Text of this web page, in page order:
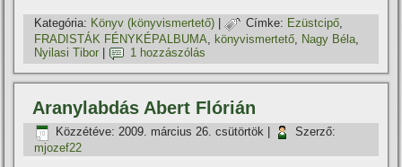
Kategória: Könyv (könyvismertető) | Címke: Ezüstcipő,
FRADISTÁK FÉNYKÉPALBUMA, könyvismertető, Nagy Béla,
Nyilasi Tibor
1 hozzászólás
Aranylabdás Abert Flórián
Közzétéve: 2009. március 26. csütörtök
Szerző:
mjozef22